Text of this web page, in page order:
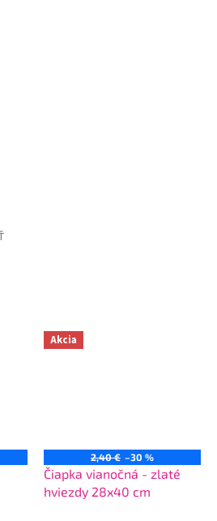
Akcia
2,40 € –30 %
Čiapka vianočná - zlaté
hviezdy 28x40 cm